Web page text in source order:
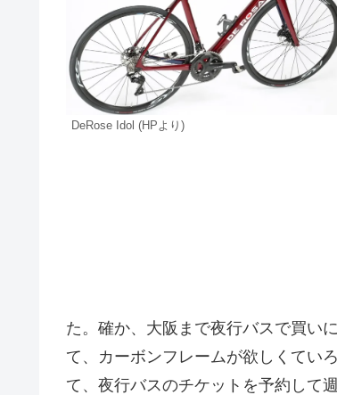
DeRose Idol (HPより)
た。確か、大阪まで夜行バスで買い
て、カーボンフレームが欲しくてい
て、夜行バスのチケットを予約して